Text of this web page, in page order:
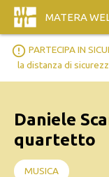
MATERA
error_outline PARTECIPA IN
la distanza di
Daniele
quartetto
MUSICA